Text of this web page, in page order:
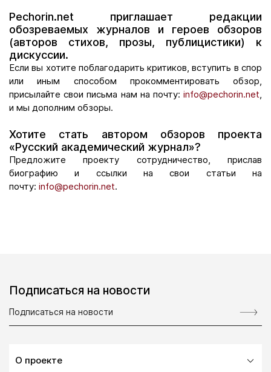
Pechorin.net приглашает редакции
обозреваемых журналов и героев обзоров
(авторов стихов, прозы, публицистики) к
дискуссии.
Если вы хотите поблагодарить критиков, вступить в спор
или иным способом прокомментировать обзор,
присылайте свои письма нам на почту: info@pechorin.net
и мы дополним обзоры.
Хотите стать автором обзоров проекта
«Русский академический журнал»?
Предложите проекту сотрудничество, прислав
биографию и ссылки на свои статьи на
почту: info@pechorin.net.
Подписаться на новости
О проекте